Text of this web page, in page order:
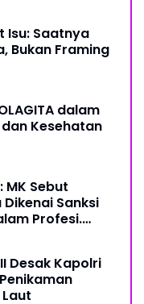
Isu: Saatnya
Bukan Framing
dalam
Kesehatan
MK Sebut
Sanksi
Profesi.
Desak Kapolri